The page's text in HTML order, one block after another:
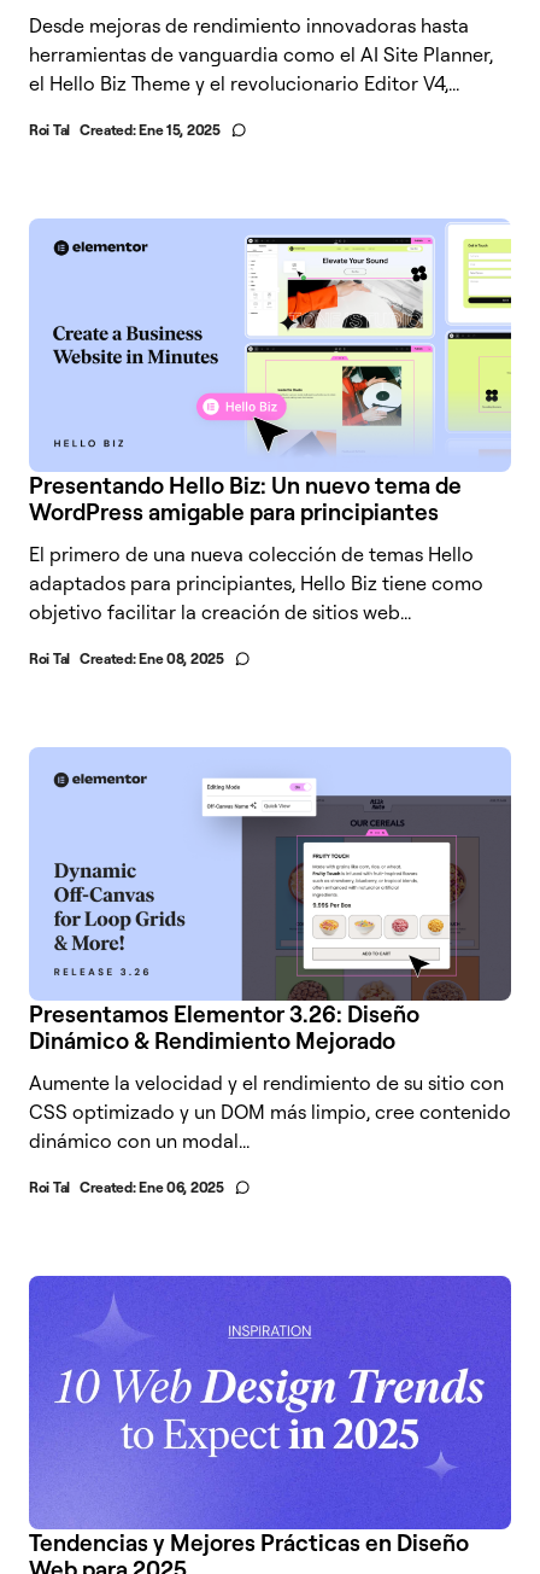
Desde mejoras de rendimiento innovadoras hasta
herramientas de vanguardia como el AI Site Planner,
el Hello Biz Theme y el revolucionario Editor V4,...
Roi Tal Created:Ene 15, 2025
Presentando Hello Biz: Un nuevo tema de
WordPress amigable para principiantes
El primero de una nueva colección de temas Hello
adaptados para principiantes, Hello Biz tiene como
objetivo facilitar la creación de sitios web...
Roi Tal Created:Ene 08, 2025
Presentamos Elementor 3.26: Diseño
Dinámico & Rendimiento Mejorado
Aumente la velocidad y el rendimiento de su sitio con
CSS optimizado y un DOM más limpio, cree contenido
dinámico con un modal...
Roi Tal Created:Ene 06, 2025
Tendencias y Mejores Prácticas en Diseño